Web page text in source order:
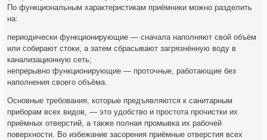
По функциональным характеристикам приёмники можно разделить
на:
периодически функционирующие — сначала наполняют свой объём
или собирают стоки, а затем сбрасывают загрязнённую воду в
канализационную сеть;
непрерывно функционирующие — проточные, работающие без
наполнения своего объёма.
Основные требования, которые предъявляются к санитарным
приборам всех видов, — это удобство и простота прочистки их
приёмных отверстий, а также полная промывка их рабочей
поверхности. Во избежание засорения приёмные отверстия всех